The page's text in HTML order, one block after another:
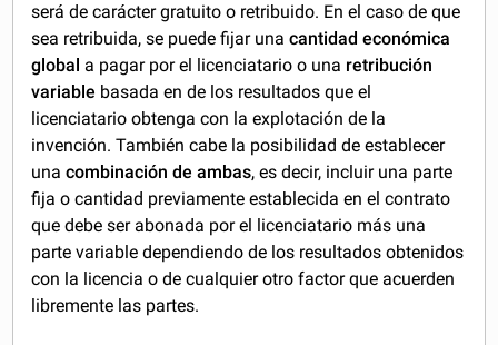
será de carácter gratuito o retribuido. En el caso de que
sea retribuida, se puede fijar unacantidad económica
global a pagar por el licenciatario o una retribución
variable basada en de los resultados que el
licenciatario obtenga con la explotación de la
invención. También cabe la posibilidad de establecer
unacombinación de ambas, es decir, incluir una parte
fija o cantidad previamente establecida en el contrato
que debe ser abonada por el licenciatario más una
parte variable dependiendo de los resultados obtenidos
con la licencia o de cualquier otro factor que acuerden
libremente las partes.